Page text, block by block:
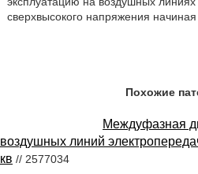
сверхвысокого напряжения
Похожие
Междуфазная
воздушных линий
кв // 2577034